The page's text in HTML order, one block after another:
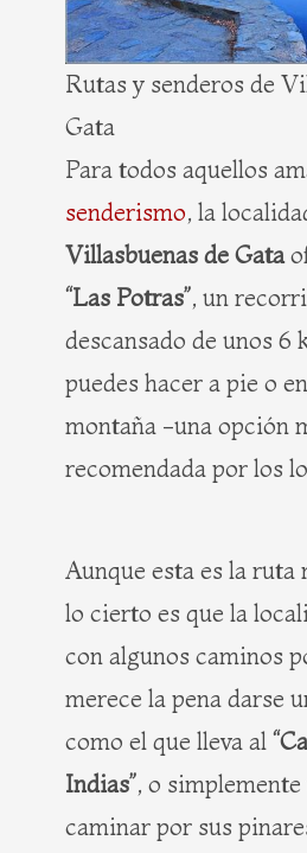
Rutas y senderos de
Gata
Para todos aquellos
senderismo, la
Villasbuenas de Gata
“Las Potras”, un
descansado de unos 6
puedes hacer a pie o
montaña -una opción
recomendada por los
Aunque esta es la ruta
lo cierto es que la
con algunos caminos
merece la pena darse
como el que lleva al
Indias”, o
caminar por sus